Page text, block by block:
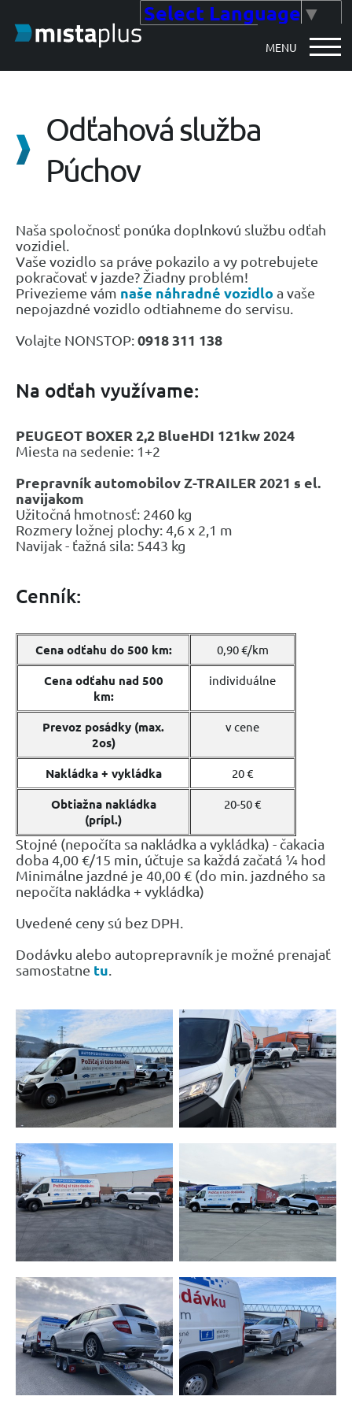
MENU
Select Language ▼
Odťahová služba
Púchov
Naša spoločnosť ponúka doplnkovú službu odťah
vozidiel.
Vaše vozidlo sa práve pokazilo a vy potrebujete
pokračovať v jazde? Žiadny problém!
Privezieme vám naše náhradné vozidlo a vaše
nepojazdné vozidlo odtiahneme do servisu.
Volajte NONSTOP:0918 311 138
Na odťah využívame:
PEUGEOT BOXER 2,2 BlueHDI 121kw 2024
Miesta na sedenie: 1+2
Prepravník automobilov Z-TRAILER 2021 s el.
navijakom
Užitočná hmotnosť: 2460 kg
Rozmery ložnej plochy: 4,6 x 2,1 m
Navijak - ťažná sila: 5443 kg
Cenník:
Cena odťahu do 500 km: 0,90 €/km
Cena odťahu nad 500
km:
individuálne
Prevoz posádky (max.
2os)
v cene
Nakládka + vykládka 20 €
Obtiažna nakládka
(prípl.)
20-50 €
Stojné (nepočíta sa nakládka a vykládka) - čakacia
doba 4,00 €/15 min, účtuje sa každá začatá ¼ hod
Minimálne jazdné je 40,00 € (do min. jazdného sa
nepočíta nakládka + vykládka)
Uvedené ceny sú bez DPH.
Dodávku alebo autoprepravník je možné prenajať
samostatne tu